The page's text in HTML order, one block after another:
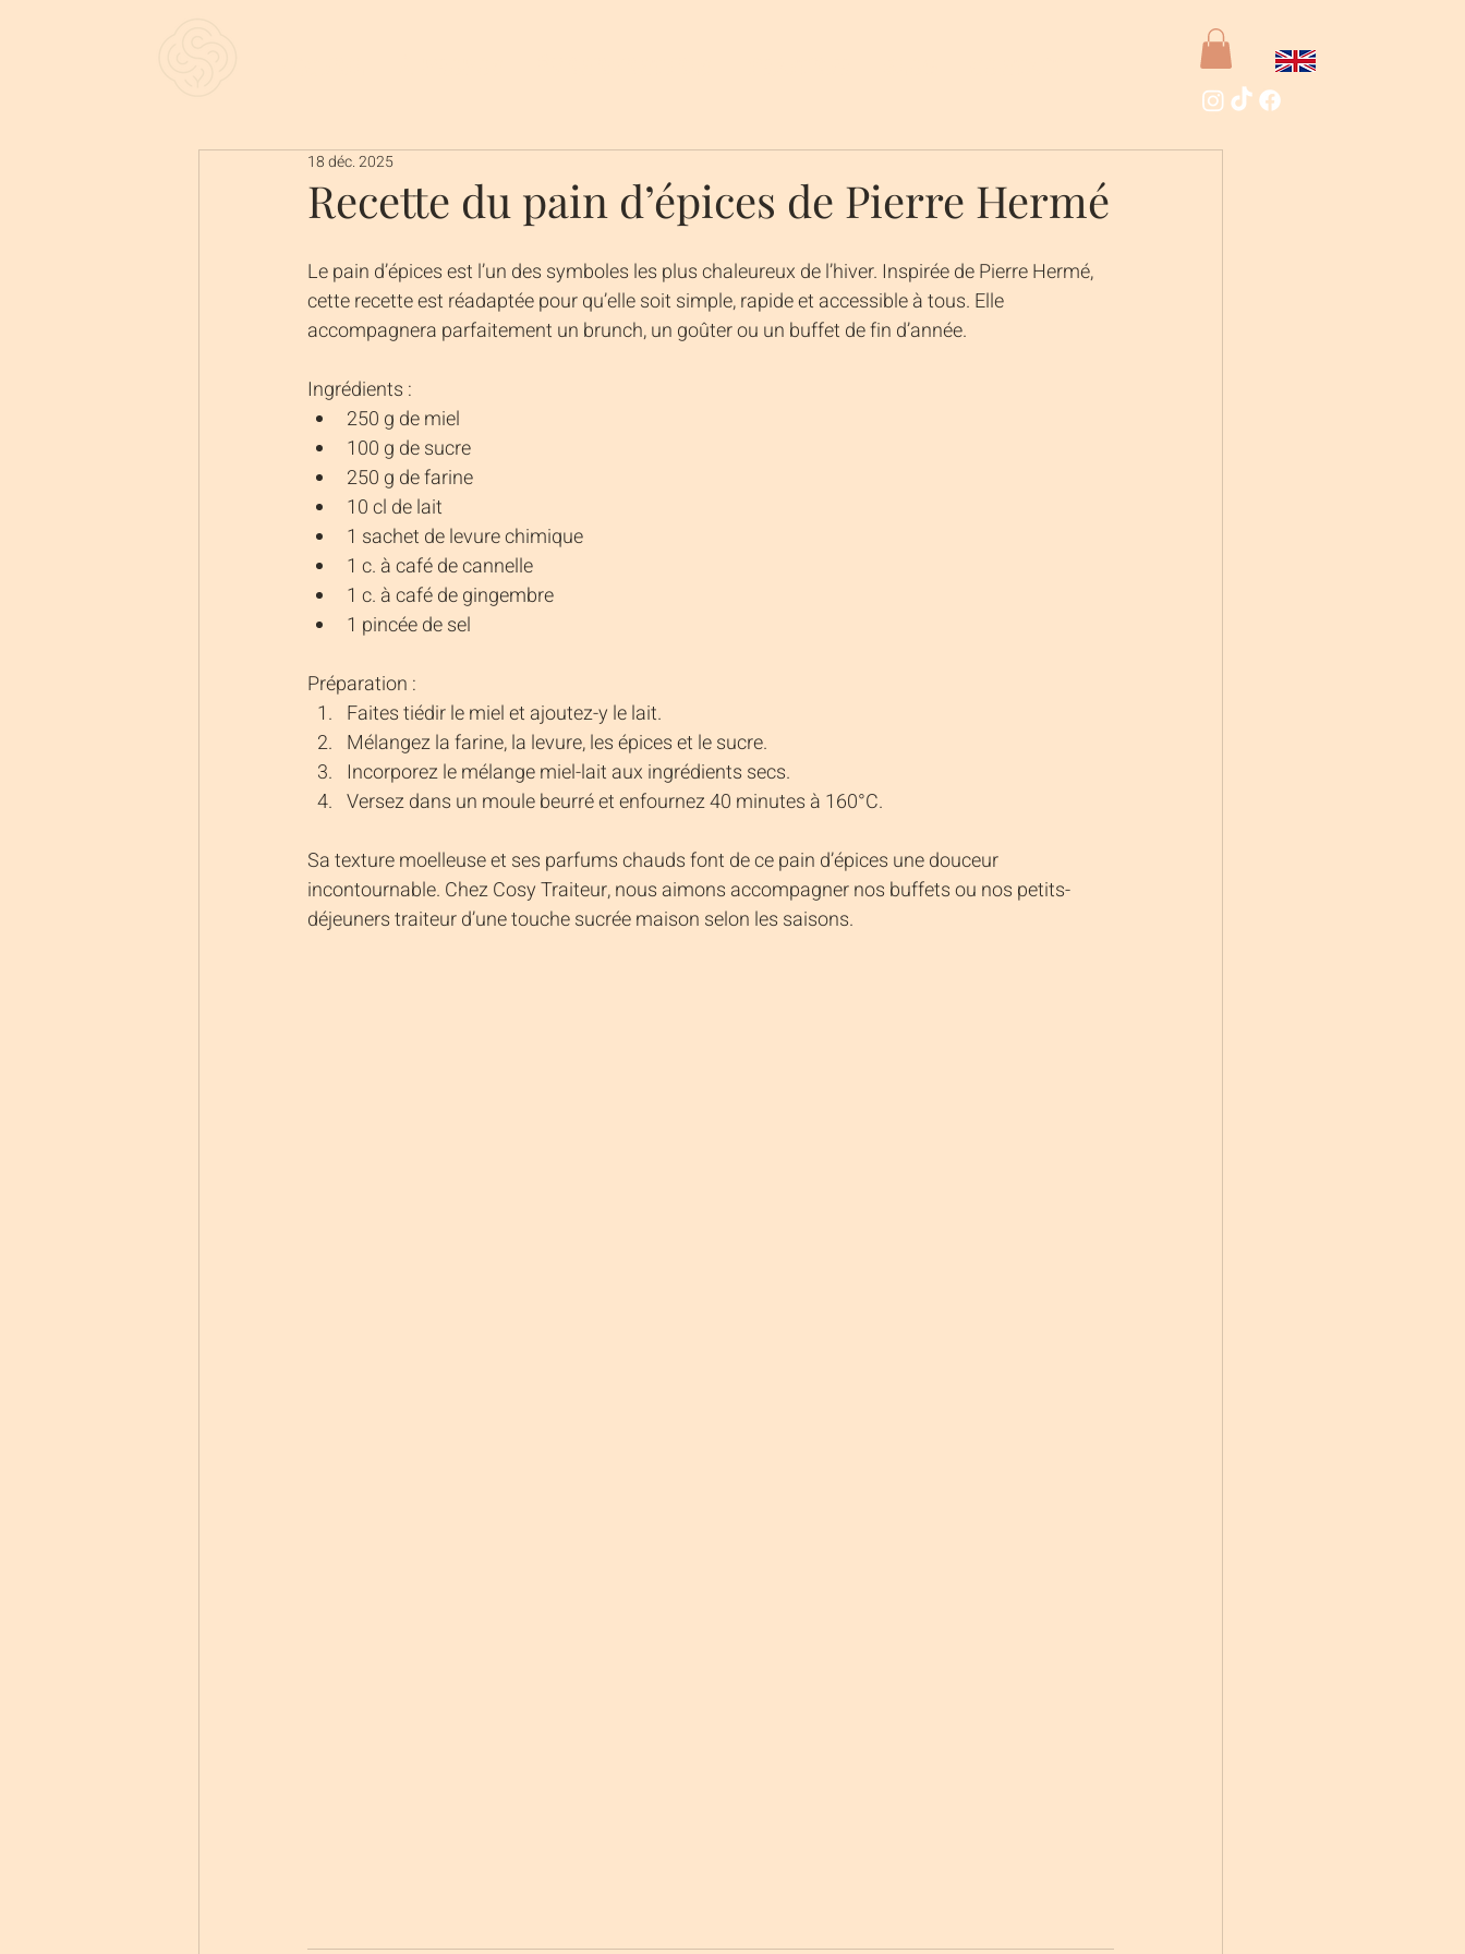
Recette du pain d’épices de Pierre Hermé
18 déc. 2025
Le pain d’épices est l’un des symboles les plus chaleureux de l’hiver. Inspirée de Pierre Hermé,
cette recette est réadaptée pour qu’elle soit simple, rapide et accessible à tous. Elle
accompagnera parfaitement un brunch, un goûter ou un buffet de fin d’année.
Ingrédients :
250 g de miel
100 g de sucre
250 g de farine
10 cl de lait
1 sachet de levure chimique
1 c. à café de cannelle
1 c. à café de gingembre
1 pincée de sel
Préparation :
Faites tiédir le miel et ajoutez-y le lait.
Mélangez la farine, la levure, les épices et le sucre.
Incorporez le mélange miel-lait aux ingrédients secs.
Versez dans un moule beurré et enfournez 40 minutes à 160°C.
Sa texture moelleuse et ses parfums chauds font de ce pain d’épices une douceur
incontournable. Chez Cosy Traiteur, nous aimons accompagner nos buffets ou nos petits-
déjeuners traiteur d’une touche sucrée maison selon les saisons.